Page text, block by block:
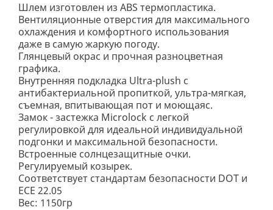
Шлем изготовлен из ABS термопластика.
Вентиляционные отверстия для максимального
охлаждения и комфортного использования
даже в самую жаркую погоду.
Глянцевый окрас и прочная разноцветная
графика.
Внутренняя подкладка Ultra-plush с
антибактериальной пропиткой, ультра-мягкая,
съемная, впитывающая пот и моющаяс.
Замок - застежка Microlock с легкой
регулировкой для идеальной индивидуальной
подгонки и максимальной безопасности.
Встроенные солнцезащитные очки.
Регулируемый козырек.
Соответствует стандартам безопасности DOT и
ECE 22.05
Вес: 1150гр